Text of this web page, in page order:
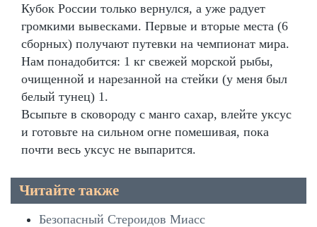
Кубок России только вернулся, а уже радует
громкими вывесками. Первые и вторые места (6
сборных) получают путевки на чемпионат мира.
Нам понадобится: 1 кг свежей морской рыбы,
очищенной и нарезанной на стейки (у меня был
белый тунец) 1.
Всыпьте в сковороду с манго сахар, влейте уксус
и готовьте на сильном огне помешивая, пока
почти весь уксус не выпарится.
Читайте также
Безопасный Стероидов Миасс